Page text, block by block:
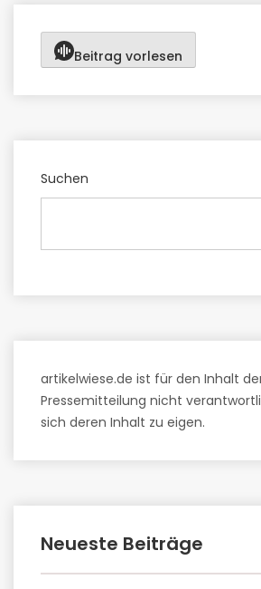
Beitrag vorlesen
Suchen
artikelwiese.de ist für den Inhalt
Pressemitteilung nicht
sich deren Inhalt zu eigen.
Neueste Beiträge